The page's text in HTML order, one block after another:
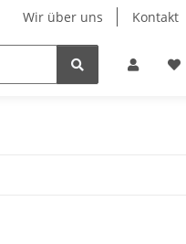
Wir über uns Kontakt
Hundehalsbänder